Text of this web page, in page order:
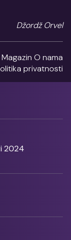
Džordž Orvel
Magazin O nama
privatnosti
2024